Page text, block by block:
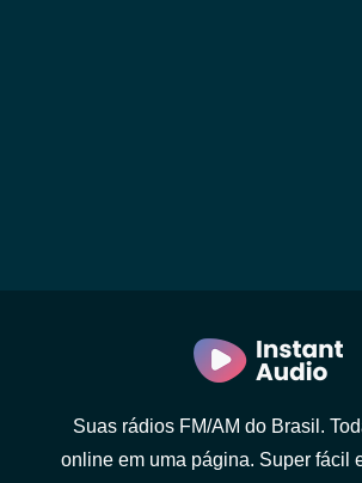
Suas rádios FM/AM do Brasil.
online em uma página. Super fácil